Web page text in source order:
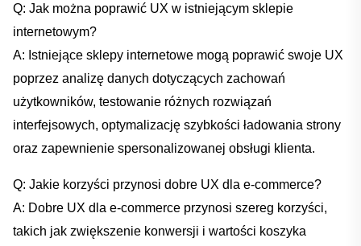
Q: ⁤Jak można​ poprawić UX w istniejącym sklepie ​
internetowym?
A: Istniejące sklepy internetowe mogą‌ poprawić swoje UX ​
poprzez analizę ⁢danych dotyczących zachowań
użytkowników, testowanie różnych rozwiązań
⁣interfejsowych, optymalizację szybkości⁤ ładowania⁢ strony
oraz zapewnienie spersonalizowanej‌ obsługi klienta.
Q:⁣ Jakie ‌korzyści przynosi dobre UX⁣ dla ‌e-commerce?
A: ‌Dobre UX dla e-commerce przynosi szereg ⁤korzyści,
takich jak zwiększenie konwersji i ⁤wartości koszyka